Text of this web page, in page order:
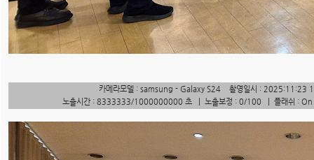
카메라모델 : samsung - Galaxy S24 촬영일시 :
노출시간 : 8333333/1000000000 초 | 노출보정 : 0/100 | 플래쉬 :